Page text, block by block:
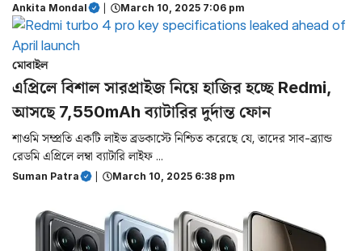
Ankita Mondal March 10, 2025 7:06 pm
মোবাইল
এপ্রিলে বিশাল সারপ্রাইজ নিয়ে হাজির হচ্ছে Redmi,
আসছে 7,550mAh ব্যাটারির দুর্দান্ত ফোন
শাওমি সম্প্রতি একটি লাইভ ব্রডকাস্টে নিশ্চিত করেছে যে, তাদের সাব-ব্র্যান্ড
রেডমি এপ্রিলে লম্বা ব্যাটারি লাইফ ...
Suman Patra March 10, 2025 6:38 pm